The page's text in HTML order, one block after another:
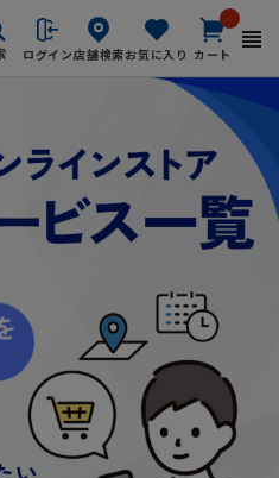
ログイン店舗検索お気に入り カート